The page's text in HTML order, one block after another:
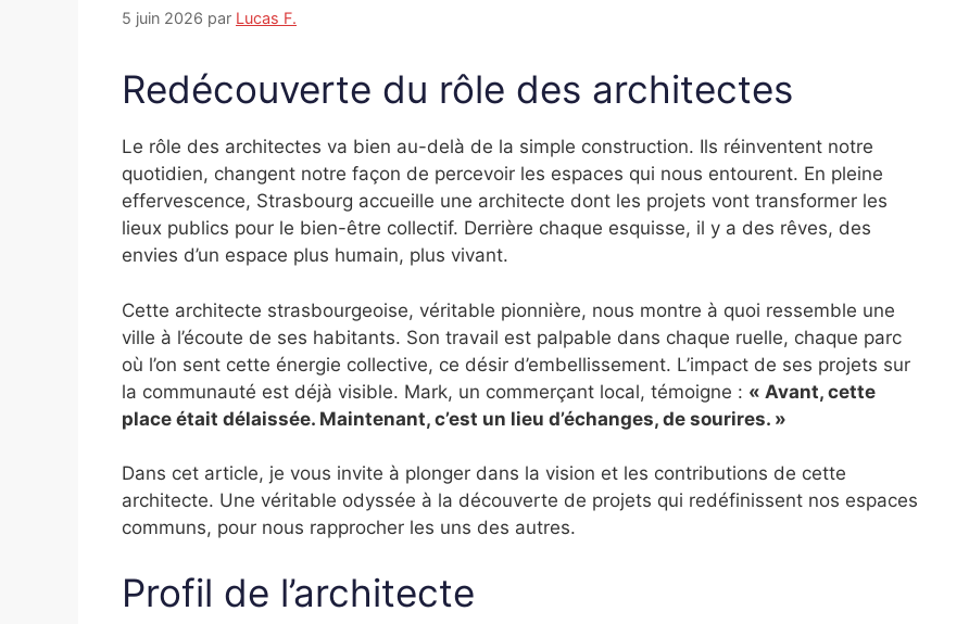
5 juin 2026 par Lucas F.
Redécouverte du rôle des architectes
Le rôle des architectes va bien au-delà de la simple construction. Ils réinventent notre
quotidien, changent notre façon de percevoir les espaces qui nous entourent. En pleine
effervescence, Strasbourg accueille une architecte dont les projets vont transformer les
lieux publics pour le bien-être collectif. Derrière chaque esquisse, il y a des rêves, des
envies d’un espace plus humain, plus vivant.
Cette architecte strasbourgeoise, véritable pionnière, nous montre à quoi ressemble une
ville à l’écoute de ses habitants. Son travail est palpable dans chaque ruelle, chaque parc
où l’on sent cette énergie collective, ce désir d’embellissement. L’impact de ses projets sur
la communauté est déjà visible. Mark, un commerçant local, témoigne : « Avant, cette
place était délaissée. Maintenant, c’est un lieu d’échanges, de sourires. »
Dans cet article, je vous invite à plonger dans la vision et les contributions de cette
architecte. Une véritable odyssée à la découverte de projets qui redéfinissent nos espaces
communs, pour nous rapprocher les uns des autres.
Profil de l’architecte